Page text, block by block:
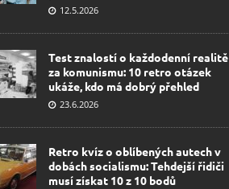
12.5.2026
Test znalostí o každodenní realitě
za komunismu: 10 retro otázek
ukáže, kdo má dobrý přehled
23.6.2026
Retro kvíz o oblíbených autech v
dobách socialismu: Tehdejší řidiči
musí získat 10 z 10 bodů